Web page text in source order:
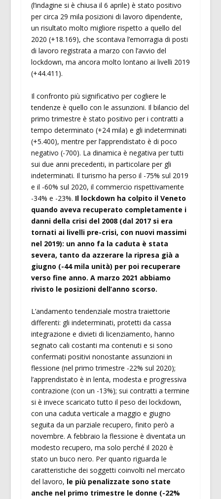
(l’indagine si è chiusa il 6 aprile) è stato positivo
per circa 29 mila posizioni di lavoro dipendente,
un risultato molto migliore rispetto a quello del
2020 (+18.169), che scontava l’emorragia di posti
di lavoro registrata a marzo con l’avvio del
lockdown, ma ancora molto lontano ai livelli 2019
(+44.411).
Il confronto più significativo per cogliere le
tendenze è quello con le assunzioni. Il bilancio del
primo trimestre è stato positivo per i contratti a
tempo determinato (+24 mila) e gli indeterminati
(+5.400), mentre per l’apprendistato è di poco
negativo (-700). La dinamica è negativa per tutti
sui due anni precedenti, in particolare per gli
indeterminati. Il turismo ha perso il -75% sul 2019
e il -60% sul 2020, il commercio rispettivamente
-34% e -23%. Il lockdown ha colpito il Veneto
quando aveva recuperato completamente i
danni della crisi del 2008 (dal 2017 si era
tornati ai livelli pre-crisi, con nuovi massimi
nel 2019): un anno fa la caduta è stata
severa, tanto da azzerare la ripresa già a
giugno (-44 mila unità) per poi recuperare
verso fine anno. A marzo 2021 abbiamo
rivisto le posizioni dell’anno scorso.
L’andamento tendenziale mostra traiettorie
differenti: gli indeterminati, protetti da cassa
integrazione e divieti di licenziamento, hanno
segnato cali costanti ma contenuti e si sono
confermati positivi nonostante assunzioni in
flessione (nel primo trimestre -22% sul 2020);
l’apprendistato è in lenta, modesta e progressiva
contrazione (con un -13%); sui contratti a termine
si è invece scaricato tutto il peso dei lockdown,
con una caduta verticale a maggio e giugno
seguita da un parziale recupero, finito però a
novembre. A febbraio la flessione è diventata un
modesto recupero, ma solo perché il 2020 è
stato un buco nero. Per quanto riguarda le
caratteristiche dei soggetti coinvolti nel mercato
del lavoro, le più penalizzate sono state
anche nel primo trimestre le donne (-22%